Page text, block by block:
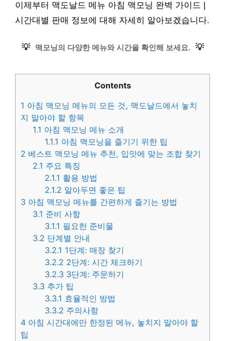
이제부터 맥도날드 메뉴 아침 맥모닝 완벽 가이드 |
시간대별 판매 정보에 대해 자세히 알아보겠습니다.
💡 맥모닝의 다양한 메뉴와 시간을 확인해 보세요. 💡
Contents
1 아침 맥모닝 메뉴의 모든 것, 맥도날드에서 놓치
지 말아야 할 항목
1.1 아침 맥모닝 메뉴 소개
1.1.1 아침 맥모닝을 즐기기 위한 팁
2 베스트 맥모닝 메뉴 추천, 입맛에 맞는 조합 찾기
2.1 주요 특징
2.1.1 활용 방법
2.1.2 알아두면 좋은 팁
3 아침 맥모닝 메뉴를 간편하게 즐기는 방법
3.1 준비 사항
3.1.1 필요한 준비물
3.2 단계별 안내
3.2.1 1단계: 매장 찾기
3.2.2 2단계: 시간 체크하기
3.2.3 3단계: 주문하기
3.3 추가 팁
3.3.1 효율적인 방법
3.3.2 주의사항
4 아침 시간대에만 한정된 메뉴, 놓치지 말아야 할
팁